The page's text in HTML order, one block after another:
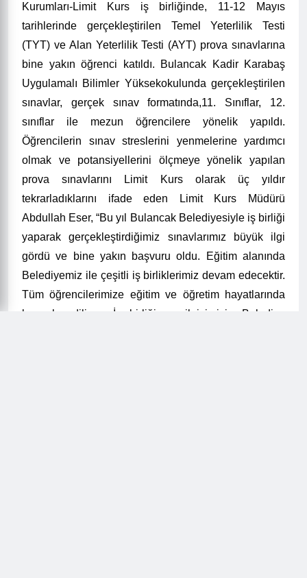
Kurumları-Limit Kurs iş birliğinde, 11-12 Mayıs
tarihlerinde gerçekleştirilen Temel Yeterlilik Testi
(TYT) ve Alan Yeterlilik Testi (AYT) prova sınavlarına
bine yakın öğrenci katıldı. Bulancak Kadir Karabaş
Uygulamalı Bilimler Yüksekokulunda gerçekleştirilen
sınavlar, gerçek sınav formatında,11. Sınıflar, 12.
sınıflar ile mezun öğrencilere yönelik yapıldı.
Öğrencilerin sınav streslerini yenmelerine yardımcı
olmak ve potansiyellerini ölçmeye yönelik yapılan
prova sınavlarını Limit Kurs olarak üç yıldır
tekrarladıklarını ifade eden Limit Kurs Müdürü
Abdullah Eser, “Bu yıl Bulancak Belediyesiyle iş birliği
yaparak gerçekleştirdiğimiz sınavlarımız büyük ilgi
gördü ve bine yakın başvuru oldu. Eğitim alanında
Belediyemiz ile çeşitli iş birliklerimiz devam edecektir.
Tüm öğrencilerimize eğitim ve öğretim hayatlarında
başarılar diliyor, İş birliği ve ilgisi için Belediye